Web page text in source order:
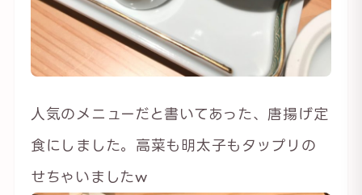
人気のメニューだと書いてあった、唐揚げ定
食にしました。高菜も明太子もタップリの
せちゃいましたw